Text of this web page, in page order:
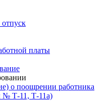
платы
о поощрении работника
№ Т-11, Т-11а)